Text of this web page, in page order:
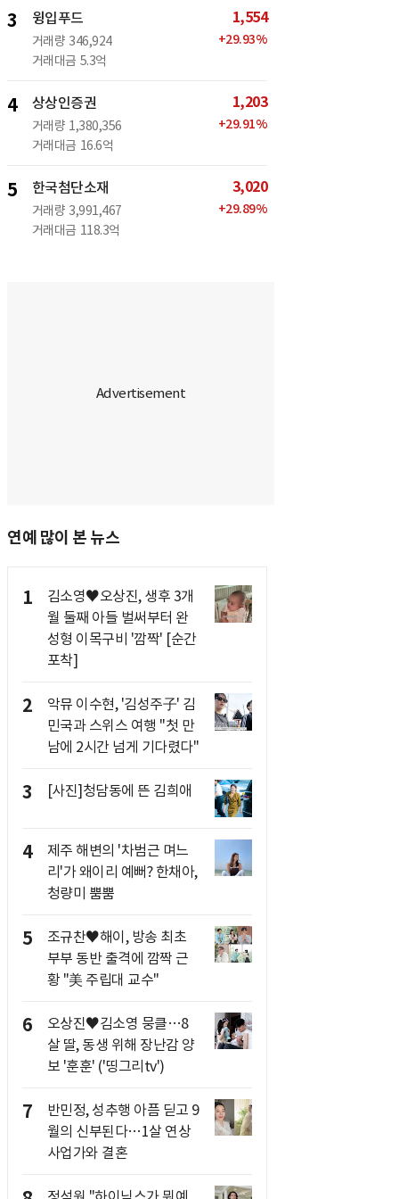
3 윙입푸드
거래량 346,924
거래대금 5.3억
1,554
+29.93%
4 상상인증권
거래량 1,380,356
거래대금 16.6억
1,203
+29.91%
5 한국첨단소재
거래량 3,991,467
거래대금 118.3억
3,020
+29.89%
연예 많이 본 뉴스
1
김소영♥오상진, 생후 3개
월 둘째 아들 벌써부터 완
성형 이목구비 '깜짝' [순간
포착]
2
악뮤 이수현, '김성주子' 김
민국과 스위스 여행 "첫 만
남에 2시간 넘게 기다렸다"
3 [사진]청담동에 뜬 김희애
4
제주 해변의 '차범근 며느
리'가 왜이리 예뻐? 한채아,
청량미 뿜뿜
5
조규찬♥해이, 방송 최초
부부 동반 출격에 깜짝 근
황 "美 주립대 교수"
6
오상진♥김소영 뭉클…8
살 딸, 동생 위해 장난감 양
보 '훈훈' ('띵그리tv')
7
반민정, 성추행 아픔 딛고 9
월의 신부된다…1살 연상
사업가와 결혼